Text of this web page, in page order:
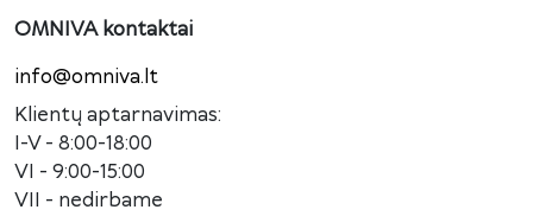
OMNIVA kontaktai
info@omniva.lt
Klientų aptarnavimas:
I-V - 8:00-18:00
VI - 9:00-15:00
VII - nedirbame